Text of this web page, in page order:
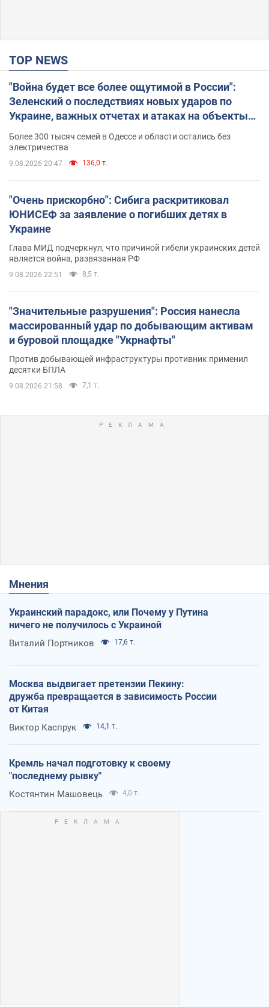
TOP NEWS
"Война будет все более ощутимой в России":
Зеленский о последствиях новых ударов по
Украине, важных отчетах и атаках на объекты
противника. Видео
Более 300 тысяч семей в Одессе и области остались без
электричества
9.08.2026 20:47 136,0 т.
"Очень прискорбно": Сибига раскритиковал
ЮНИСЕФ за заявление о погибших детях в
Украине
Глава МИД подчеркнул, что причиной гибели украинских детей
является война, развязанная РФ
9.08.2026 22:51 8,5 т.
"Значительные разрушения": Россия нанесла
массированный удар по добывающим активам
и буровой площадке "Укрнафты"
Против добывающей инфраструктуры противник применил
десятки БПЛА
9.08.2026 21:58 7,1 т.
Мнения
Украинский парадокс, или Почему у Путина
ничего не получилось с Украиной
Виталий Портников 17,6 т.
Москва выдвигает претензии Пекину:
дружба превращается в зависимость России
от Китая
Виктор Каспрук 14,1 т.
Кремль начал подготовку к своему
"последнему рывку"
Костянтин Машовець 4,0 т.